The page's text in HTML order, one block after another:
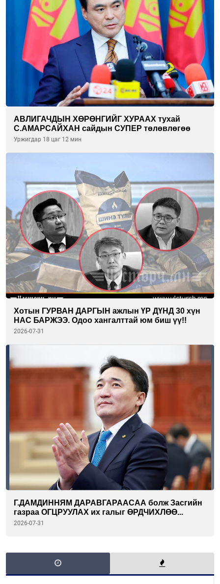
АВЛИГАЧДЫН ХӨРӨНГИЙГ ХУРААХ тухай
С.АМАРСАЙХАН сайдын СУПЕР төлөвлөгөө
Уржигдар 18 цаг 12 мин
Хотын ГУРВАН ДАРГЫН ажлын ҮР ДҮНД 30 хүн
НАС БАРЖЭЭ. Одоо хангалттай юм биш үү!!
2026-07-31
Г.ДАМДИННЯМ ДАРАВГАРААСАА болж Засгийн
газраа ОГЦРУУЛАХ их галыг ӨРДЧИХЛӨӨ...
2026-07-31